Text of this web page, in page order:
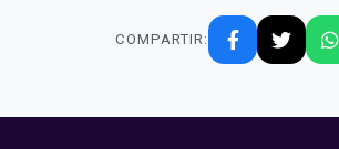
COMPARTIR: